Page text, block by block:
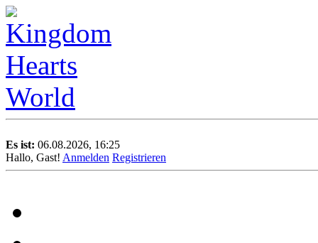
Es ist: 06.08.2026, 16:25
Hallo, Gast! Anmelden Registrieren